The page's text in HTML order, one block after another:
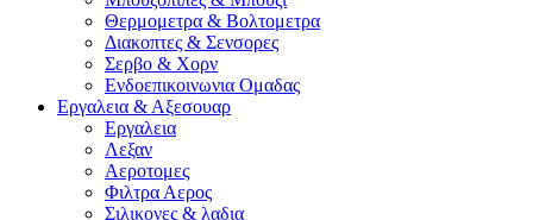
Θερμομετρα & Βολτομετρα
Διακοπτες & Σενσορες
Σερβο & Χορν
Ενδοεπικοινωνια Ομαδας
Εργαλεια & Αξεσουαρ
Εργαλεια
Λεξαν
Αεροτομες
Φιλτρα Αερος
Σιλικονες & λαδια